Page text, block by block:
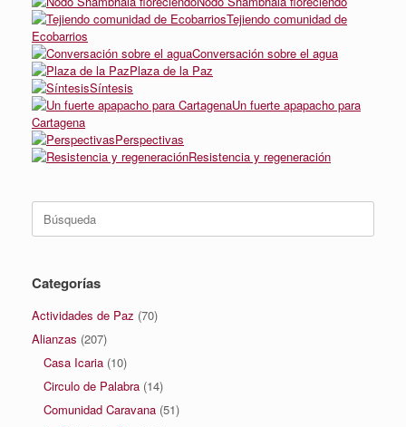
Tejiendo comunidad de
Ecobarrios
Conversación sobre el agua
Plaza de la Paz
Síntesis
Un fuerte apapacho para
Cartagena
Perspectivas
Resistencia y regeneración
Categorías
Actividades de Paz (70)
Alianzas (207)
Casa Icaria (10)
Circulo de Palabra (14)
Comunidad Caravana (51)